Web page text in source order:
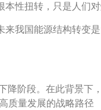
性扭转，只是人们对
我国能源结构转变
降阶段。在此背景下
质量发展的战略路径